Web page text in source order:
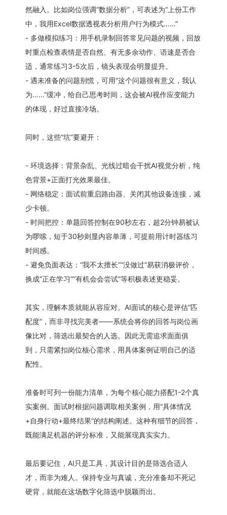
然融入。比如岗位强调“数据分析”，可表述为“上份工作
中，我用Excel数据透视表分析用户行为模式……”
- 多做模拟练习：用手机录制回答常见问题的视频，回放
时重点检查表情是否自然、有无多余动作、语速是否合
适，通常练习3-5次后，镜头表现会明显提升。
- 遇未准备的问题别慌，可用“这个问题很有意义，我认
为……”缓冲，给自己思考时间，这会被AI视作应变能力
的体现，好过直接冷场。
同时，这些“坑”要避开：
- 环境选择：背景杂乱、光线过暗会干扰AI视觉分析，纯
色背景+正面打光效果最佳。
- 网络稳定：面试前重启路由器、关闭其他设备连接，减
少卡顿。
- 时间把控：单题回答控制在90秒左右，超2分钟易被认
为啰嗦，短于30秒则显内容单薄，可提前用计时器练习
时间感。
- 避免负面表达：“我不太擅长”“没做过”易获消极评价，
换成“正在学习”“有机会会尝试”等积极表述更稳妥。
其实，理解本质就能从容应对。AI面试的核心是评估“匹
配度”，而非寻找完美者——系统会将你的回答与岗位画
像比对，筛选出最契合的人选。因此无需追求面面俱
到，只需紧扣岗位核心需求，用具体案例证明自己的适
配性。
准备时可列一份能力清单，为每个核心能力搭配1-2个真
实案例。面试时根据问题调取相关案例，用“具体情况
+自身行动+最终结果”的结构阐述。这种有细节的回答，
既能满足机器的评分标准，又能展现真实实力。
最后要记住，AI只是工具，其设计目的是筛选合适人
才，而非为难人。保持专业与真诚，充分准备却不死记
硬背，就能在这场数字化筛选中脱颖而出。